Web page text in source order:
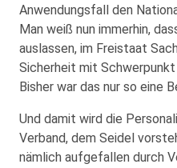
Anwendungsfall den
Man weiß nun immerhin,
auslassen, im Freistaat
Sicherheit mit Schwerpunkt
Bisher war das nur so eine
Und damit wird die
Verband, dem Seidel
nämlich aufgefallen durch